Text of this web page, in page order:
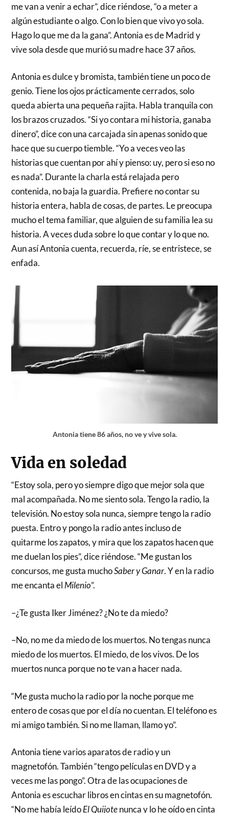
me van a venir a echar”, dice riéndose, “o a meter a
algún estudiante o algo. Con lo bien que vivo yo sola.
Hago lo que me da la gana”. Antonia es de Madrid y
vive sola desde que murió su madre hace 37 años.
Antonia es dulce y bromista, también tiene un poco de
genio. Tiene los ojos prácticamente cerrados, solo
queda abierta una pequeña rajita. Habla tranquila con
los brazos cruzados. “Si yo contara mi historia, ganaba
dinero”, dice con una carcajada sin apenas sonido que
hace que su cuerpo tiemble. “Yo a veces veo las
historias que cuentan por ahí y pienso: uy, pero si eso no
es nada”. Durante la charla está relajada pero
contenida, no baja la guardia. Prefiere no contar su
historia entera, habla de cosas, de partes. Le preocupa
mucho el tema familiar, que alguien de su familia lea su
historia. A veces duda sobre lo que contar y lo que no.
Aun así Antonia cuenta, recuerda, ríe, se entristece, se
enfada.
Antonia tiene 86 años, no ve y vive sola.
Vida en soledad
“Estoy sola, pero yo siempre digo que mejor sola que
mal acompañada. No me siento sola. Tengo la radio, la
televisión. No estoy sola nunca, siempre tengo la radio
puesta. Entro y pongo la radio antes incluso de
quitarme los zapatos, y mira que los zapatos hacen que
me duelan los pies”, dice riéndose. “Me gustan los
concursos, me gusta muchoSaber y Ganar. Y en la radio
me encanta elMilenio”.
–¿Te gusta Iker Jiménez? ¿No te da miedo?
–No, no me da miedo de los muertos. No tengas nunca
miedo de los muertos. El miedo, de los vivos. De los
muertos nunca porque no te van a hacer nada.
“Me gusta mucho la radio por la noche porque me
entero de cosas que por el día no cuentan. El teléfono es
mi amigo también. Si no me llaman, llamo yo”.
Antonia tiene varios aparatos de radio y un
magnetofón. También “tengo películas en DVD y a
veces me las pongo”. Otra de las ocupaciones de
Antonia es escuchar libros en cintas en su magnetofón.
“No me había leídoEl Quijotenunca y lo he oído en cinta